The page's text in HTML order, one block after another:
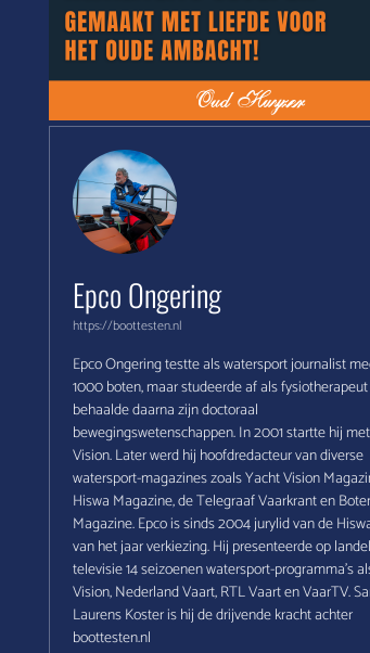
Epco Ongering
https://boottesten.nl
Epco Ongering testte als watersport journalist
1000 boten, maar studeerde af als
behaalde daarna zijn doctoraal
bewegingswetenschappen. In 2001 startte hij
Vision. Later werd hij hoofdredacteur van diverse
watersport-magazines zoals Yacht Vision
Hiswa Magazine, de Telegraaf Vaarkrant en
Magazine. Epco is sinds 2004 jurylid van de
van het jaar verkiezing. Hij presenteerde op
televisie 14 seizoenen watersport-programma's
Vision, Nederland Vaart, RTL Vaart en VaarTV.
Laurens Koster is hij de drijvende kracht achter
boottesten.nl